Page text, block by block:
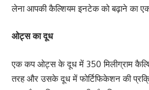
लेना आपकी कैल्शियम इनटेक को बढ़ाने का
ओट्स का दूध
एक कप ओट्स के दूध में 350 मिलीग्राम
तरह और उसके दूध में फोर्टिफिकेशन की